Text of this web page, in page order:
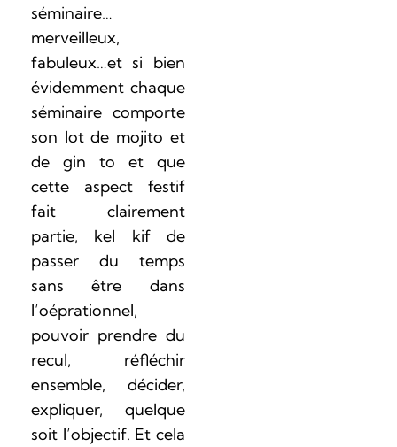
séminaire…
merveilleux,
fabuleux…et si bien
évidemment chaque
séminaire comporte
son lot de mojito et
de gin to et que
cette aspect festif
fait clairement
partie, kel kif de
passer du temps
sans être dans
l’oéprationnel,
pouvoir prendre du
recul, réfléchir
ensemble, décider,
expliquer, quelque
soit l’objectif. Et cela